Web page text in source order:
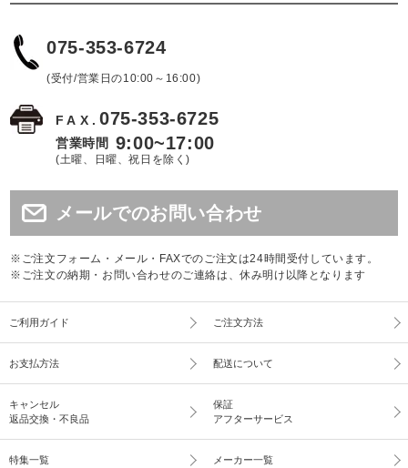
075-353-6724
(受付/営業日の10:00～16:00)
FAX.075-353-6725
営業時間 9:00~17:00
(土曜、日曜、祝日を除く)
メールでのお問い合わせ
※ご注文フォーム・メール・FAXでのご注文は24時間受付しています。
※ご注文の納期・お問い合わせのご連絡は、休み明け以降となります
ご利用ガイド ご注文方法
お支払方法 配送について
キャンセル
返品交換・不良品
保証
アフターサービス
特集一覧 メーカー一覧